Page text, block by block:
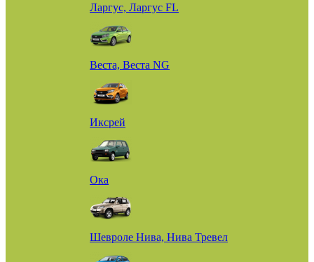
Ларгус, Ларгус FL
Веста, Веста NG
Иксрей
Ока
Шевроле Нива, Нива Тревел